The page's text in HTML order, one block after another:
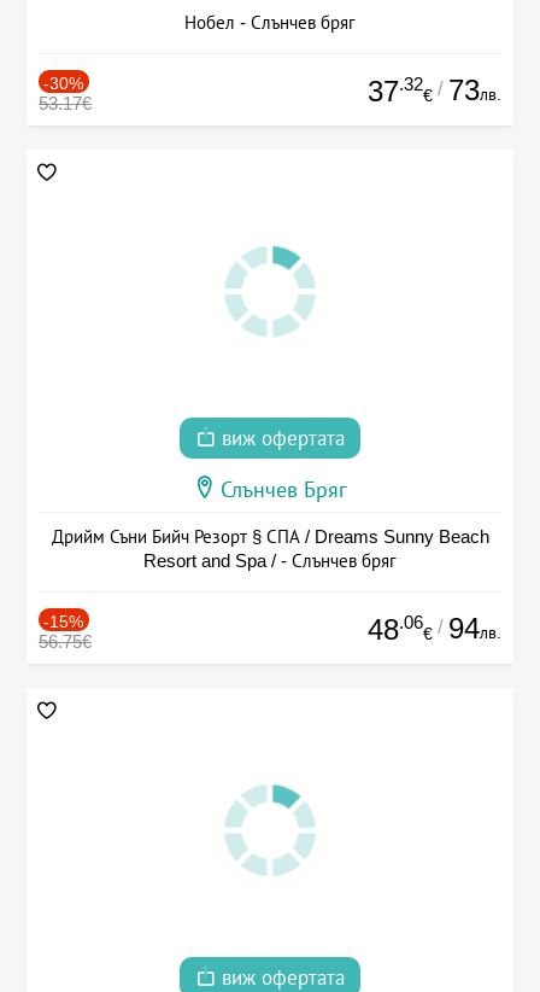
Нобел - Слънчев бряг
-30%
53.17€ 37.32
€ / 73лв.
виж офертата
Слънчев Бряг
Дрийм Съни Бийч Резорт § СПА / Dreams Sunny Beach
Resort and Spa / - Слънчев бряг
-15%
56.75€ 48.06
€ / 94лв.
виж офертата